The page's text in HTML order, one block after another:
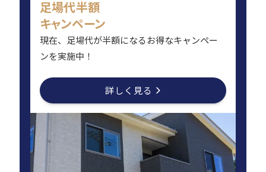
足場代半額
キャンペーン
現在、足場代が半額になるお得なキャンペー
ンを実施中！
詳しく見る